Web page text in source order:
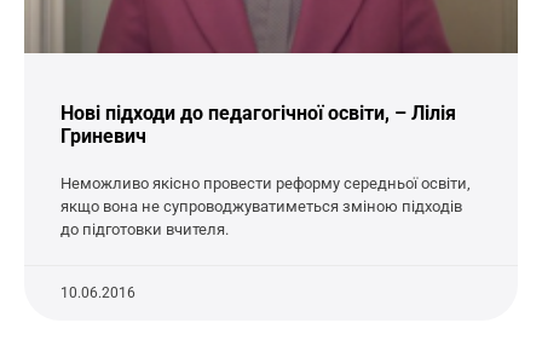
Нові підходи до педагогічної освіти, – Лілія
Гриневич
Неможливо якісно провести реформу середньої освіти,
якщо вона не супроводжуватиметься зміною підходів
до підготовки вчителя.
10.06.2016